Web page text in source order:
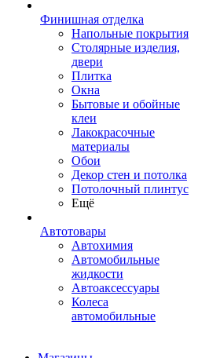
Финишная отделка
Напольные покрытия
Столярные изделия,
двери
Плитка
Окна
Бытовые и обойные
клеи
Лакокрасочные
материалы
Обои
Декор стен и потолка
Потолочный плинтус
Ещё
Автотовары
Автохимия
Автомобильные
жидкости
Автоаксессуары
Колеса
автомобильные